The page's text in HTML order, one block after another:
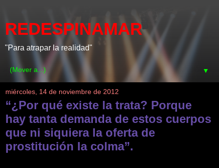
REDESPINAMAR
"Para atrapar la realidad"
▼
miércoles, 14 de noviembre de 2012
“¿Por qué existe la trata? Porque
hay tanta demanda de estos cuerpos
que ni siquiera la oferta de
prostitución la colma”.